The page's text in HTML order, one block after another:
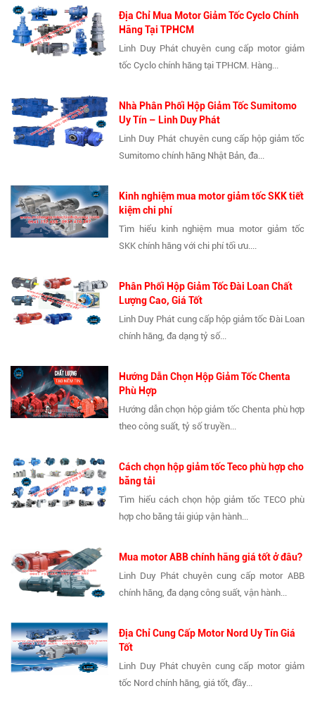
Địa Chỉ Mua Motor Giảm Tốc Cyclo Chính
Hãng Tại TPHCM
Linh Duy Phát chuyên cung cấp motor giảm
tốc Cyclo chính hãng tại TPHCM. Hàng...
Nhà Phân Phối Hộp Giảm Tốc Sumitomo
Uy Tín – Linh Duy Phát
Linh Duy Phát chuyên cung cấp hộp giảm tốc
Sumitomo chính hãng Nhật Bản, đa...
Kinh nghiệm mua motor giảm tốc SKK tiết
kiệm chi phí
Tìm hiểu kinh nghiệm mua motor giảm tốc
SKK chính hãng với chi phí tối ưu....
Phân Phối Hộp Giảm Tốc Đài Loan Chất
Lượng Cao, Giá Tốt
Linh Duy Phát cung cấp hộp giảm tốc Đài Loan
chính hãng, đa dạng tỷ số...
Hướng Dẫn Chọn Hộp Giảm Tốc Chenta
Phù Hợp
Hướng dẫn chọn hộp giảm tốc Chenta phù hợp
theo công suất, tỷ số truyền...
Cách chọn hộp giảm tốc Teco phù hợp cho
băng tải
Tìm hiểu cách chọn hộp giảm tốc TECO phù
hợp cho băng tải giúp vận hành...
Mua motor ABB chính hãng giá tốt ở đâu?
Linh Duy Phát chuyên cung cấp motor ABB
chính hãng, đa dạng công suất, vận hành...
Địa Chỉ Cung Cấp Motor Nord Uy Tín Giá
Tốt
Linh Duy Phát chuyên cung cấp motor giảm
tốc Nord chính hãng, giá tốt, đầy...